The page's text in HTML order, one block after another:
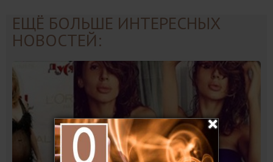
ЕЩЁ БОЛЬШЕ ИНТЕРЕСНЫХ
НОВОСТЕЙ: